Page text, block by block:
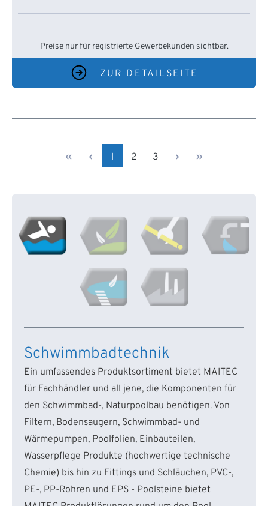
Preise nur für registrierte Gewerbekunden sichtbar.
ZUR DETAILSEITE
Seite
1 Seite
2 Seite
3
Schwimmbadtechnik
Ein umfassendes Produktsortiment bietet MAITEC
für Fachhändler und all jene, die Komponenten für
den Schwimmbad-, Naturpoolbau benötigen. Von
Filtern, Bodensaugern, Schwimmbad- und
Wärmepumpen, Poolfolien, Einbauteilen,
Wasserpflege Produkte (hochwertige technische
Chemie) bis hin zu Fittings und Schläuchen, PVC-,
PE-, PP-Rohren und EPS - Poolsteine bietet